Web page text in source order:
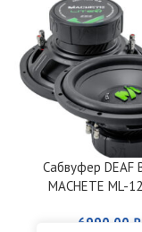
Сабвуфер DEAF
MACHETE ML-
6990,00 ₽